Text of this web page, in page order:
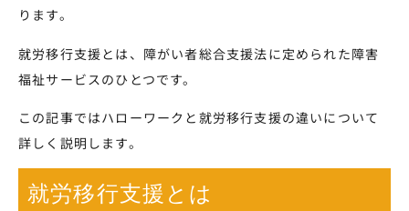
ります。
就労移行支援とは、障がい者総合支援法に定められた障害
福祉サービスのひとつです。
この記事ではハローワークと就労移行支援の違いについて
詳しく説明します。
就労移行支援とは